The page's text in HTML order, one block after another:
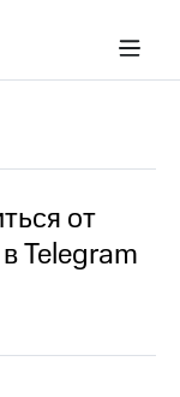
от
Telegram